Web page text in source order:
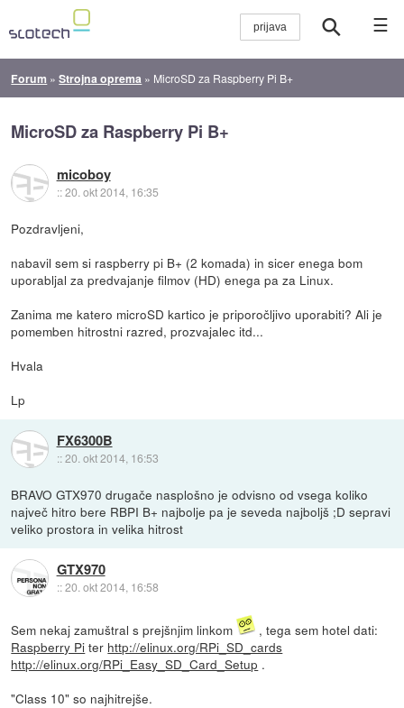
☰
Forum »Strojna oprema » MicroSD za Raspberry Pi B+
MicroSD za Raspberry Pi B+
micoboy
::20. okt 2014, 16:35
Pozdravljeni,
nabavil sem si raspberry pi B+ (2 komada) in sicer enega bom
uporabljal za predvajanje filmov (HD) enega pa za Linux.
Zanima me katero microSD kartico je priporočljivo uporabiti? Ali je
pomemben hitrostni razred, prozvajalec itd...
Hvala
Lp
FX6300B
::20. okt 2014, 16:53
BRAVO GTX970 drugače nasplošno je odvisno od vsega koliko
največ hitro bere RBPI B+ najbolje pa je seveda najboljš ;D sepravi
veliko prostora in velika hitrost
GTX970
::20. okt 2014, 16:58
Sem nekaj zamuštral s prejšnjim linkom
, tega sem hotel dati:
Raspberry Pi ter http://elinux.org/RPi_SD_cards
http://elinux.org/RPi_Easy_SD_Card_Setup .
"Class 10" so najhitrejše.